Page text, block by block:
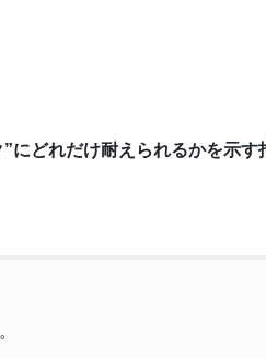
にどれだけ耐えられるかを示す